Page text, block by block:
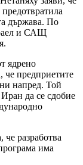
държава. По
и САЩ
ядрено
че предприетите
напред. Той
да се сдобие
разработва
има